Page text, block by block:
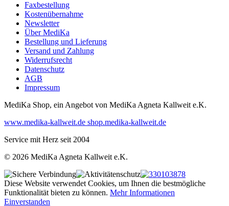
Faxbestellung
Kostenübernahme
Newsletter
Über MediKa
Bestellung und Lieferung
Versand und Zahlung
Widerrufsrecht
Datenschutz
AGB
Impressum
MediKa Shop, ein Angebot von MediKa Agneta Kallweit e.K.
www.medika-kallweit.de shop.medika-kallweit.de
Service mit Herz seit 2004
© 2026 MediKa Agneta Kallweit e.K.
Diese Website verwendet Cookies, um Ihnen die bestmögliche
Funktionalität bieten zu können. Mehr Informationen
Einverstanden